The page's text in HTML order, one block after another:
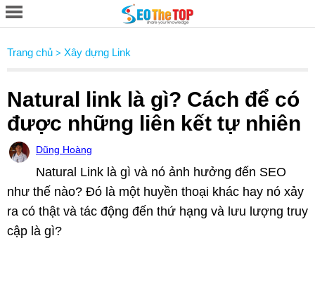
Trang chủ > Xây dựng Link
Natural link là gì? Cách để có
được những liên kết tự nhiên
Dũng Hoàng
Natural Link là gì và nó ảnh hưởng đến SEO
như thế nào? Đó là một huyền thoại khác hay nó xảy
ra có thật và tác động đến thứ hạng và lưu lượng truy
cập là gì?